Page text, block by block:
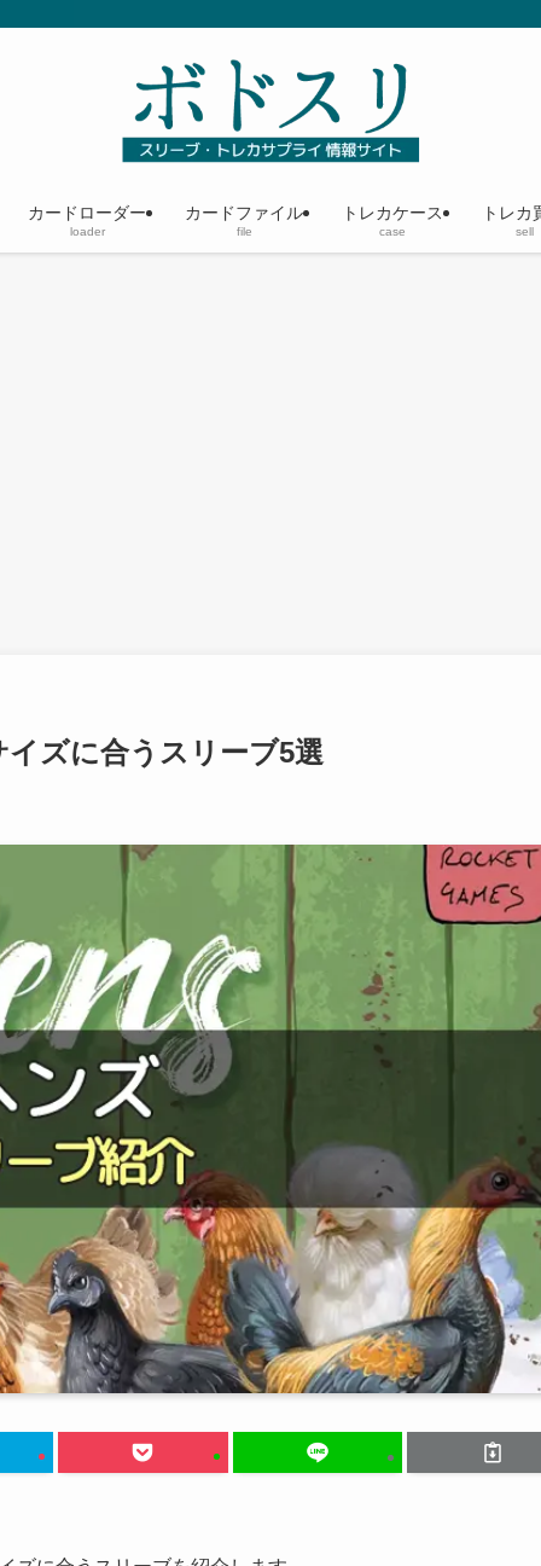
カードローダー
loader
カードファイル
file
トレカケース
case
トレカ
sell
ズに合うスリーブ5選